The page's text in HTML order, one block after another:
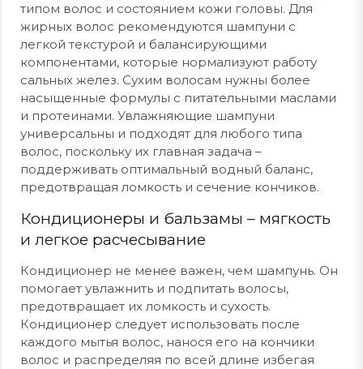
типом волос и состоянием кожи головы. Для
жирных волос рекомендуются шампуни с
легкой текстурой и балансирующими
компонентами, которые нормализуют работу
сальных желез. Сухим волосам нужны более
насыщенные формулы с питательными маслами
и протеинами. Увлажняющие шампуни
универсальны и подходят для любого типа
волос, поскольку их главная задача –
поддерживать оптимальный водный баланс,
предотвращая ломкость и сечение кончиков.
Кондиционеры и бальзамы – мягкость
и легкое расчесывание
Кондиционер не менее важен, чем шампунь. Он
помогает увлажнить и подпитать волосы,
предотвращает их ломкость и сухость.
Кондиционер следует использовать после
каждого мытья волос, нанося его на кончики
волос и распределяя по всей длине избегая